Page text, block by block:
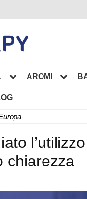
AROMI
l’utilizzo
chiarezza